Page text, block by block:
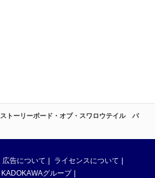
ストーリーボード・オブ・スワロウテイル バ
広告について
ライセンスについて
KADOKAWAグループ